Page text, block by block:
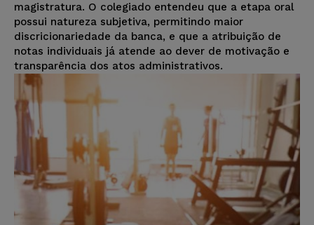
magistratura. O colegiado entendeu que a etapa oral
possui natureza subjetiva, permitindo maior
discricionariedade da banca, e que a atribuição de
notas individuais já atende ao dever de motivação e
transparência dos atos administrativos.